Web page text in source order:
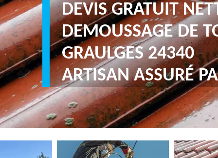
DEVIS GRATUIT
DEMOUSSAGE DE
GRAULGES 24340
ARTISAN ASSURÉ